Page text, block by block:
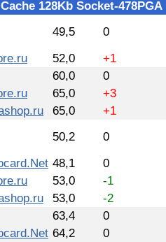
128Kb Socket-478PGA
49,5
0
52,0
+1
60,0
0
65,0
+3
65,0
+1
50,2
0
48,1
0
53,0
-1
53,0
-2
63,4
0
64,2
0